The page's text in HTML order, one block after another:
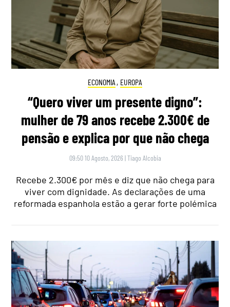
ECONOMIA , EUROPA
“Quero viver um presente digno”:
mulher de 79 anos recebe 2.300€ de
pensão e explica por que não chega
09:50 10 Agosto, 2026 |Tiago Alcobia
Recebe 2.300€ por mês e diz que não chega para
viver com dignidade. As declarações de uma
reformada espanhola estão a gerar forte polémica